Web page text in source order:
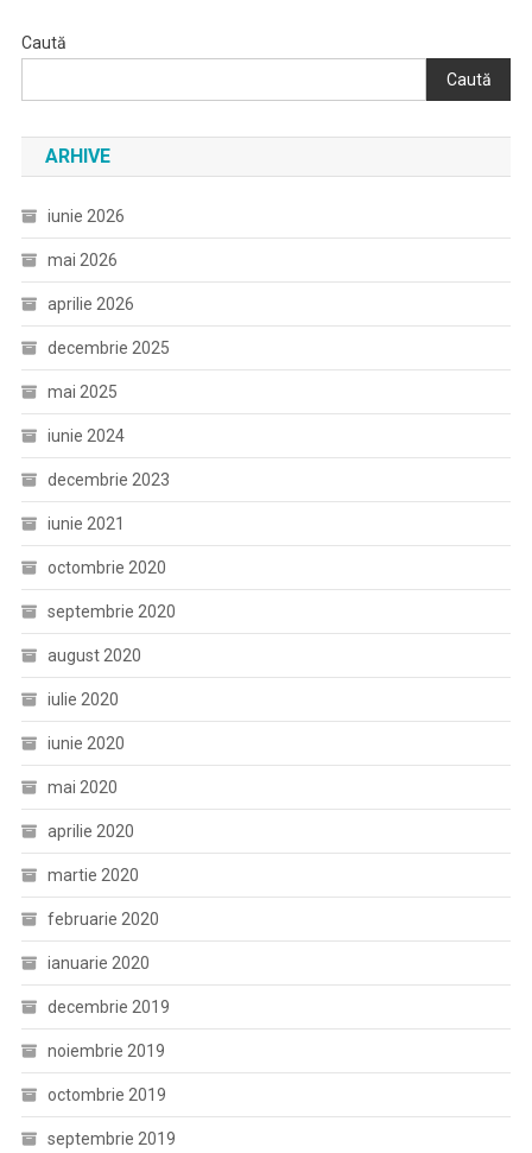
Caută
Caută
ARHIVE
iunie 2026
mai 2026
aprilie 2026
decembrie 2025
mai 2025
iunie 2024
decembrie 2023
iunie 2021
octombrie 2020
septembrie 2020
august 2020
iulie 2020
iunie 2020
mai 2020
aprilie 2020
martie 2020
februarie 2020
ianuarie 2020
decembrie 2019
noiembrie 2019
octombrie 2019
septembrie 2019